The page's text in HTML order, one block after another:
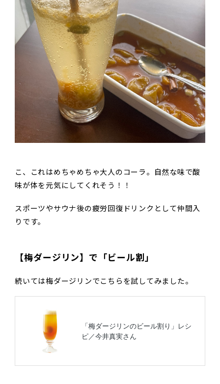
こ、これはめちゃめちゃ大人のコーラ。自然な味で酸
味が体を元気にしてくれそう！！
スポーツやサウナ後の疲労回復ドリンクとして仲間入
りです。
【梅ダージリン】で「ビール割」
続いては梅ダージリンでこちらを試してみました。